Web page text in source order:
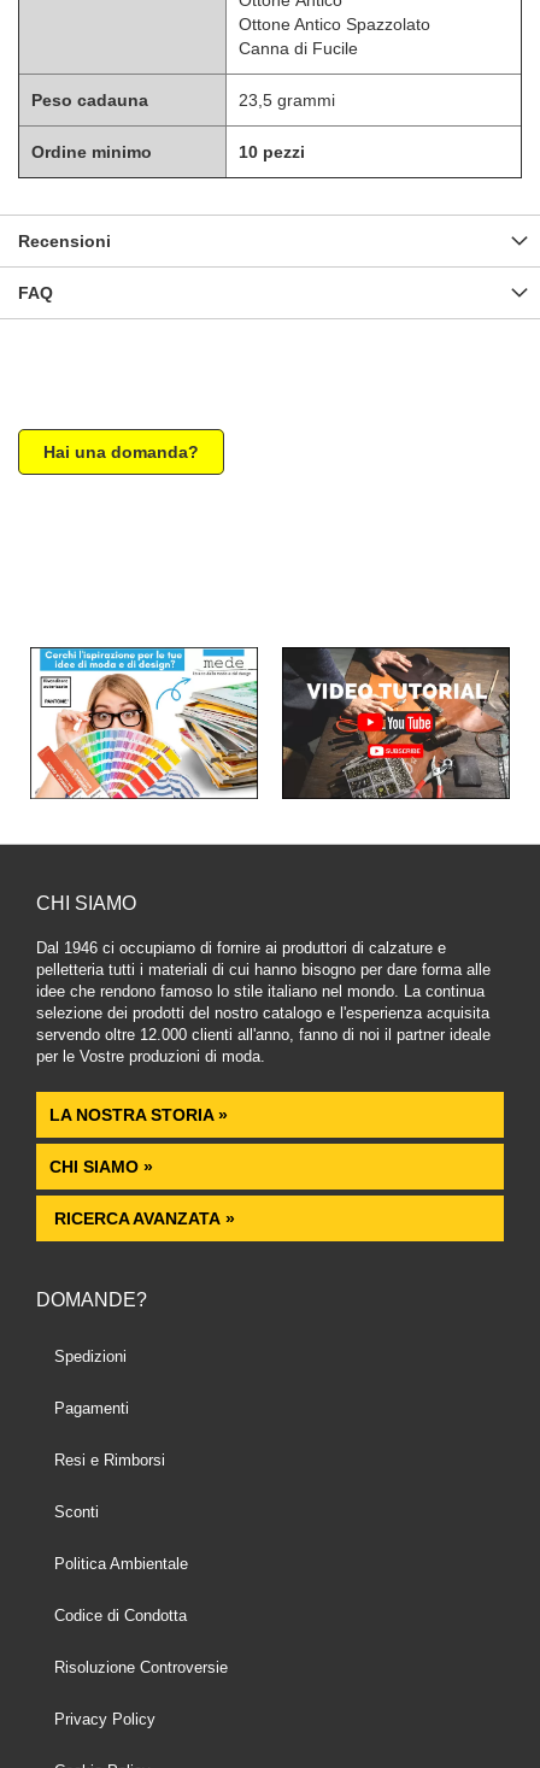
Ottone Antico Spazzolato
Canna di Fucile
Peso cadauna 23,5 grammi
Ordine minimo 10 pezzi
Recensioni
FAQ
Hai una domanda?
CHI SIAMO
Dal 1946 ci occupiamo di fornire ai produttori di calzature e
pelletteria tutti i materiali di cui hanno bisogno per dare forma alle
idee che rendono famoso lo stile italiano nel mondo. La continua
selezione dei prodotti del nostro catalogo e l'esperienza acquisita
servendo oltre 12.000 clienti all'anno, fanno di noi il partner ideale
per le Vostre produzioni di moda.
LA NOSTRA STORIA »
CHI SIAMO »
RICERCA AVANZATA »
DOMANDE?
Spedizioni
Pagamenti
Resi e Rimborsi
Sconti
Politica Ambientale
Codice di Condotta
Risoluzione Controversie
Privacy Policy